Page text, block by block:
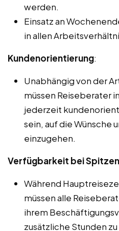
werden.
Einsatz an
in allen
Kundenorientierung:
Unabhängig von der
müssen Reiseberater
jederzeit
sein, auf die Wünsche
einzugehen.
Verfügbarkeit bei
Während
müssen alle
ihrem
zusätzliche Stunden